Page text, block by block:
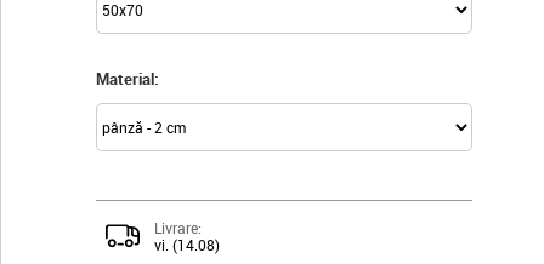
Material:
Livrare:
vi. (14.08)